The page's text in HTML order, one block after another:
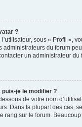
?
sous « Profil »,
administrateurs du forum
un administrateur du
je le modifier ?
de votre nom
Dans la plupart des cas,
rang sur le forum.